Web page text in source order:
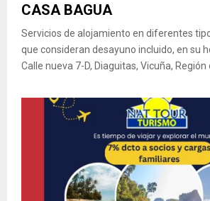
CASA BAGUA
Servicios de alojamiento en diferentes
que consideran desayuno incluido, en su
Calle nueva 7-D, Diaguitas, Vicuña, Región